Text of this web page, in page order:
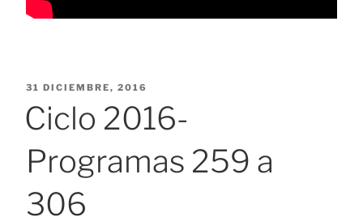
PUBLICADO
31 DICIEMBRE, 2016
Ciclo 2016-
Programas 259 a
306